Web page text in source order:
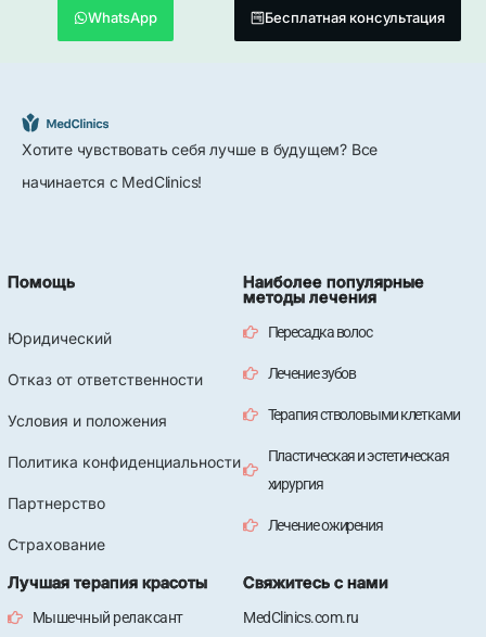
WhatsApp Бесплатная консультация
Хотите чувствовать себя лучше в будущем? Все
начинается с MedClinics!
Помощь
Юридический
Отказ от ответственности
Условия и положения
Политика конфиденциальности
Партнерство
Страхование
Наиболее популярные
методы лечения
Пересадка волос
Лечение зубов
Терапия стволовыми клетками
Пластическая и эстетическая
хирургия
Лечение ожирения
Лучшая терапия красоты
Мышечный релаксант
Свяжитесь с нами
MedClinics.com.ru